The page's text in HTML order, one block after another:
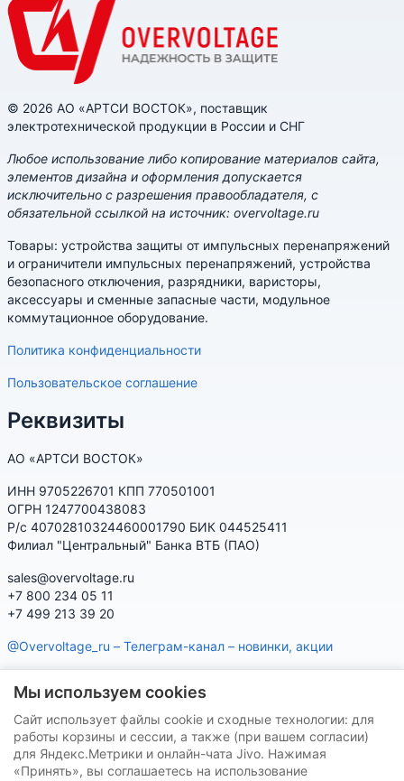
© 2026 АО «АРТСИ ВОСТОК», поставщик
электротехнической продукции в России и СНГ
Любое использование либо копирование материалов сайта,
элементов дизайна и оформления допускается
исключительно с разрешения правообладателя, с
обязательной ссылкой на источник: overvoltage.ru
Товары: устройства защиты от импульсных перенапряжений
и ограничители импульсных перенапряжений, устройства
безопасного отключения, разрядники, варисторы,
аксессуары и сменные запасные части, модульное
коммутационное оборудование.
Политика конфиденциальности
Пользовательское соглашение
Реквизиты
АО «АРТСИ ВОСТОК»
ИНН 9705226701 КПП 770501001
ОГРН 1247700438083
Р/с 40702810324460001790 БИК 044525411
Филиал "Центральный" Банка ВТБ (ПАО)
sales@overvoltage.ru
+7 800 234 05 11
+7 499 213 39 20
@Overvoltage_ru – Телеграм-канал – новинки, акции
характеристики, наличие, подбор
Нашу продукцию Вы можете приобрести на маркетплейсах
Мы используем cookies
Сайт использует файлы cookie и сходные технологии: для
работы корзины и сессии, а также (при вашем согласии)
для Яндекс.Метрики и онлайн-чата Jivo. Нажимая
«Принять», вы соглашаетесь на использование